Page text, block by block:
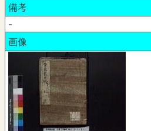
備考
-
画像